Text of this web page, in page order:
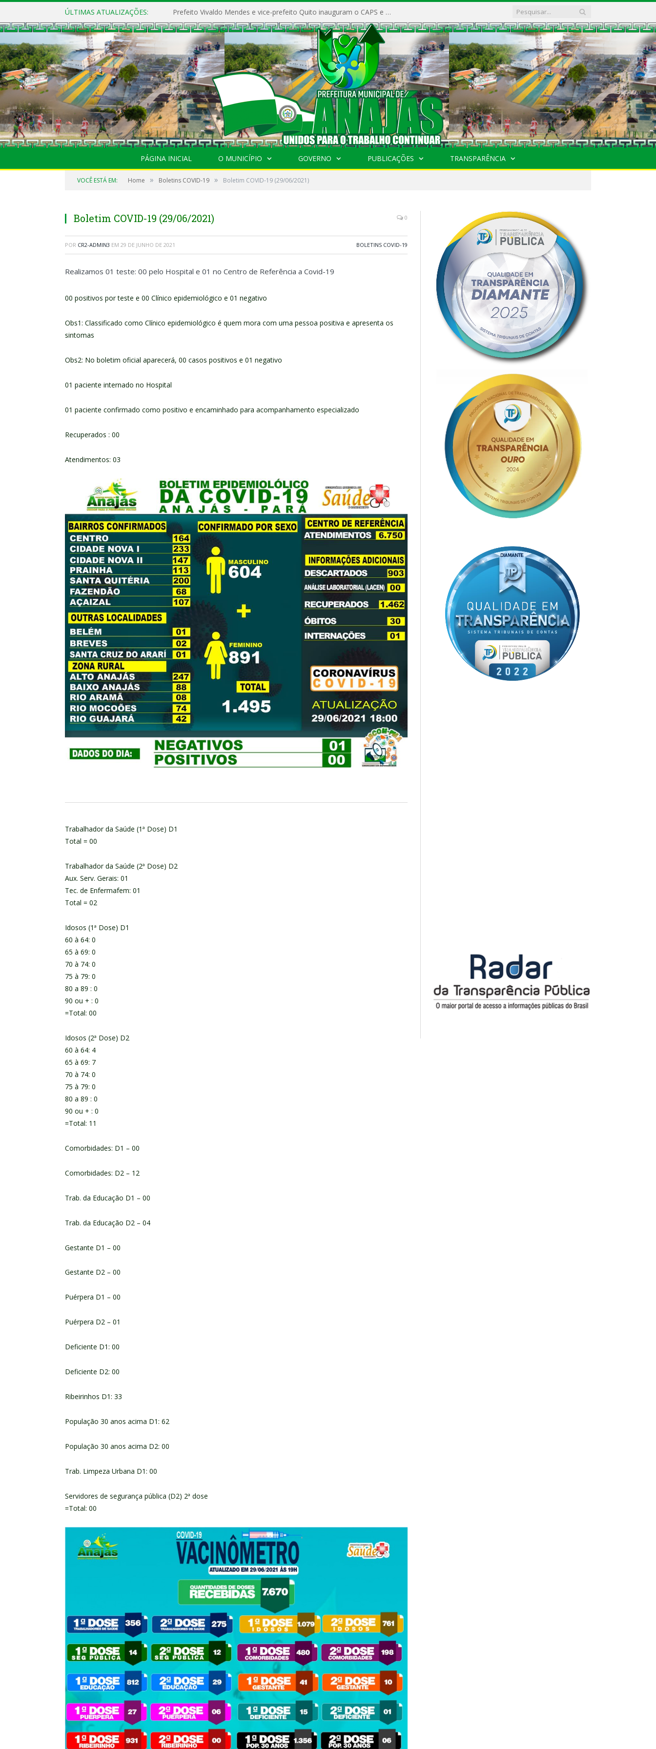
ÚLTIMAS ATUALIZAÇÕES: Prefeito Vivaldo Mendes e vice-prefeito Quito inauguram o CAPS e fortalecem a saúde pública em Anajás.
PÁGINA INICIAL O MUNICÍPIO GOVERNO PUBLICAÇÕES TRANSPARÊNCIA
VOCÊ ESTÁ EM: Home » Boletins COVID-19 » Boletim COVID-19 (29/06/2021)
Boletim COVID-19 (29/06/2021) 0
POR CR2-ADMIN3 EM 29 DE JUNHO DE 2021 BOLETINS COVID-19
Realizamos 01 teste: 00 pelo Hospital e 01 no Centro de Referência a Covid-19
00 positivos por teste e 00 Clínico epidemiológico e 01 negativo
Obs1: Classificado como Clínico epidemiológico é quem mora com uma pessoa positiva e apresenta os
sintomas
Obs2: No boletim oficial aparecerá, 00 casos positivos e 01 negativo
01 paciente internado no Hospital
01 paciente confirmado como positivo e encaminhado para acompanhamento especializado
Recuperados : 00
Atendimentos: 03
Trabalhador da Saúde (1ª Dose) D1
Total = 00
Trabalhador da Saúde (2ª Dose) D2
Aux. Serv. Gerais: 01
Tec. de Enfermafem: 01
Total = 02
Idosos (1ª Dose) D1
60 à 64: 0
65 à 69: 0
70 à 74: 0
75 à 79: 0
80 a 89 : 0
90 ou + : 0
=Total: 00
Idosos (2ª Dose) D2
60 à 64: 4
65 à 69: 7
70 à 74: 0
75 à 79: 0
80 a 89 : 0
90 ou + : 0
=Total: 11
Comorbidades: D1 – 00
Comorbidades: D2 – 12
Trab. da Educação D1 – 00
Trab. da Educação D2 – 04
Gestante D1 – 00
Gestante D2 – 00
Puérpera D1 – 00
Puérpera D2 – 01
Deficiente D1: 00
Deficiente D2: 00
Ribeirinhos D1: 33
População 30 anos acima D1: 62
População 30 anos acima D2: 00
Trab. Limpeza Urbana D1: 00
Servidores de segurança pública (D2) 2ª dose
=Total: 00